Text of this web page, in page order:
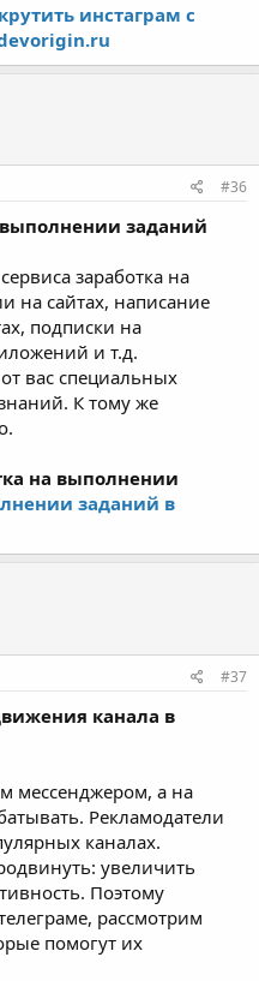
инстаграм с
#36
заданий
заработка на
на сайтах, написание
подписки на
и т.д.
вас специальных
К тому же
на выполнении
заданий в
#37
канала в
мессенджером, а на
Рекламодатели
каналах.
увеличить
Поэтому
рассмотрим
помогут их